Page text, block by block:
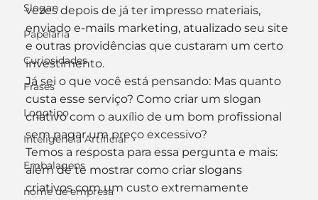
Slogan
Papelaria
Curiosidades
Frases
Logotipo
Inteligência Artificial
Embalagens
nome de empresa
vezes depois de já ter impresso materiais,
enviado e-mails marketing, atualizado seu site
e outras providências que custaram um certo
investimento.
Já sei o que você está pensando: Mas quanto
custa esse serviço? Como criar um slogan
criativo com o auxílio de um bom profissional
sem pagar um preço excessivo?
Temos a resposta para essa pergunta e mais:
além de te mostrar como criar slogans
criativos com um custo extremamente